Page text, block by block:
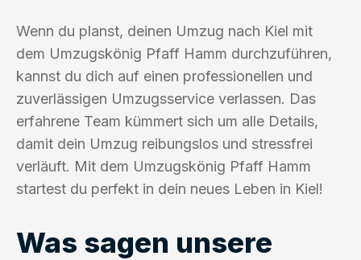
Wenn du planst, deinen Umzug nach Kiel mit
dem Umzugskönig Pfaff Hamm durchzuführen,
kannst du dich auf einen professionellen und
zuverlässigen Umzugsservice verlassen. Das
erfahrene Team kümmert sich um alle Details,
damit dein Umzug reibungslos und stressfrei
verläuft. Mit dem Umzugskönig Pfaff Hamm
startest du perfekt in dein neues Leben in Kiel!
Was sagen unsere